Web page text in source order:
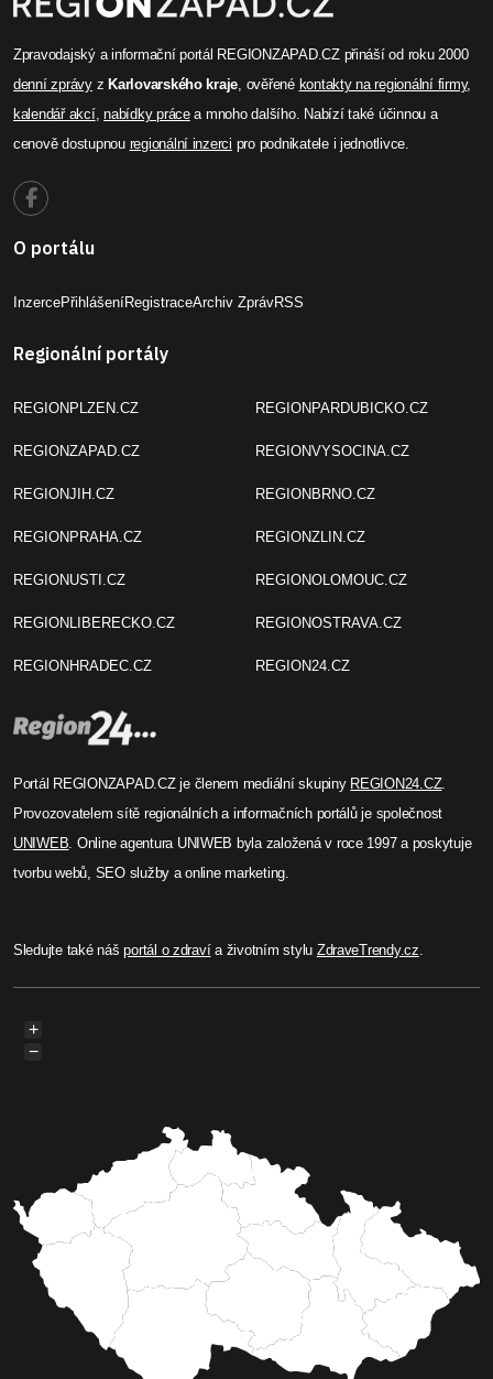
Zpravodajský a informační portál REGIONZAPAD.CZ přináší od roku 2000
denní zprávyz Karlovarského kraje, ověřené kontakty na regionální firmy,
kalendář akcí,nabídky prácea mnoho dalšího. Nabízí také účinnou a
cenově dostupnou regionální inzerci pro podnikatele i jednotlivce.
O portálu
InzercePřihlášeníRegistraceArchiv ZprávRSS
Regionální portály
REGIONPLZEN.CZ
REGIONZAPAD.CZ
REGIONJIH.CZ
REGIONPRAHA.CZ
REGIONUSTI.CZ
REGIONLIBERECKO.CZ
REGIONHRADEC.CZ
REGIONPARDUBICKO.CZ
REGIONVYSOCINA.CZ
REGIONBRNO.CZ
REGIONZLIN.CZ
REGIONOLOMOUC.CZ
REGIONOSTRAVA.CZ
REGION24.CZ
Portál REGIONZAPAD.CZ je členem mediální skupiny REGION24.CZ.
Provozovatelem sítě regionálních a informačních portálů je společnost
UNIWEB. Online agentura UNIWEB byla založená v roce 1997 a poskytuje
tvorbu webů, SEO služby a online marketing.
Sledujte také nášportál o zdravía životním stylu ZdraveTrendy.cz.
+
−